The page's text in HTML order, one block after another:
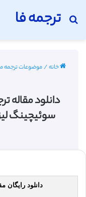
ترجمه فا
جستجو برای
خانه/موضوعات ترجمه
دانلود مقاله
سوئیچینگ
دانلود